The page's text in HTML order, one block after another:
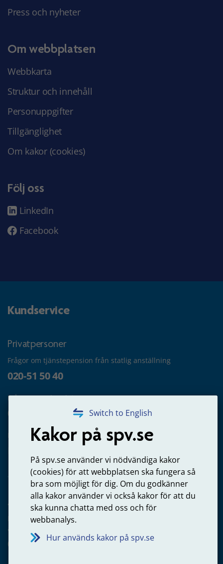
Switch to English
Kakor på spv.se
På spv.se använder vi nödvändiga kakor
(cookies) för att webbplatsen ska fungera så
bra som möjligt för dig. Om du godkänner
alla kakor använder vi också kakor för att du
ska kunna chatta med oss och för
webbanalys.
Hur används kakor på spv.se
Press och nyheter
Om webbplatsen
Webbkarta
Struktur och innehåll
Personuppgifter
Tillgänglighet
Om kakor (cookies)
Följ oss
LinkedIn
Facebook
Kundservice
Privatpersoner
Frågor om tjänstepension från statlig anställning
020-51 50 40
Frågor om utbetalning
020-65 00 65
Kontakta oss
Arbetsgivare
Frågor om administration av tjänstepension från statlig
anställning
060-18 75 03